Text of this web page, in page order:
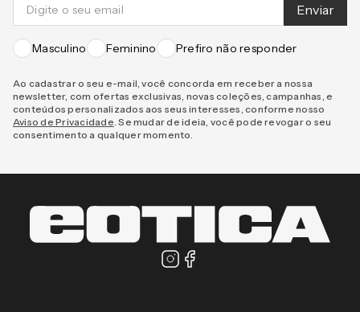
Enviar
Masculino Feminino Prefiro não responder
Ao cadastrar o seu e-mail, você concorda em receber a nossa
newsletter, com ofertas exclusivas, novas coleções, campanhas, e
conteúdos personalizados aos seus interesses, conforme nosso
Aviso de Privacidade . Se mudar de ideia, você pode revogar o seu
consentimento a qualquer momento.